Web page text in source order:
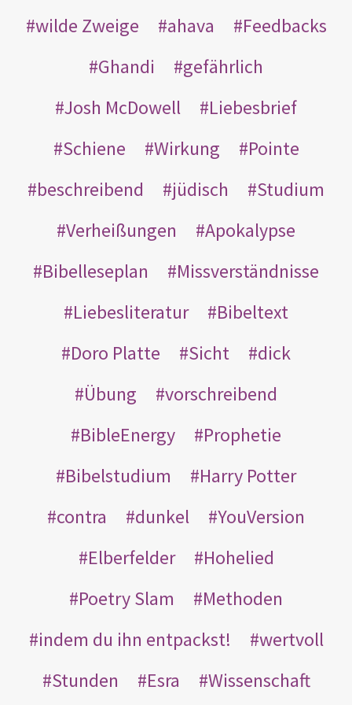
wilde Zweige ahava
Feedbacks
Ghandi
gefährlich
Josh McDowell
Liebesbrief
Schiene
Wirkung
Pointe
beschreibend
jüdisch
Studium
Verheißungen
Apokalypse
Bibelleseplan
Missverständnisse
Liebesliteratur
Bibeltext
Doro Platte
Sicht
dick
Übung
vorschreibend
BibleEnergy
Prophetie
Bibelstudium
Harry Potter
contra
dunkel
YouVersion
Elberfelder
Hohelied
Poetry Slam
Methoden
indem du ihn entpackst!
wertvoll
Stunden
Esra Wissenschaft